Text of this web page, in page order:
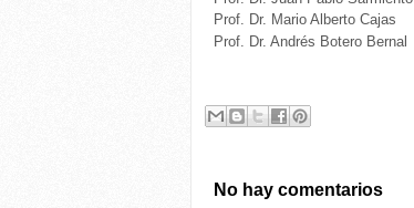
Prof. Dr. Mario Alberto Cajas
Prof. Dr. Andrés Botero Bernal
No hay comentarios